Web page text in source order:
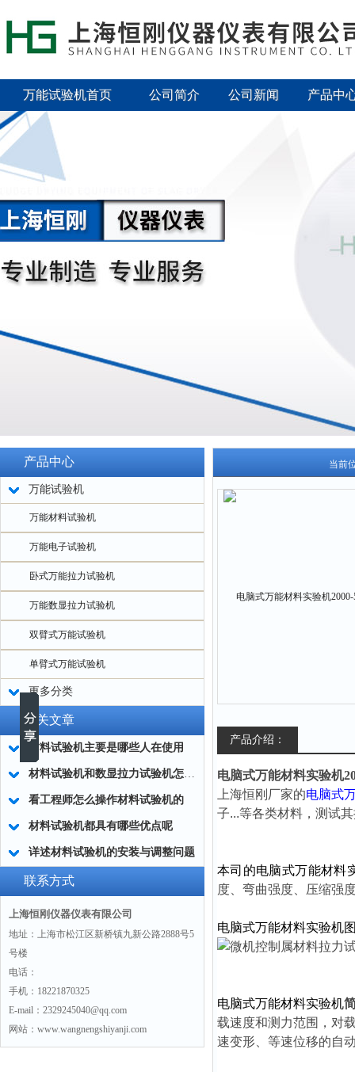
万能试验机首页 公司简介 公司新闻 产品中
产品中心
万能试验机
万能材料试验机
万能电子试验机
卧式万能拉力试验机
万能数显拉力试验机
双臂式万能试验机
单臂式万能试验机
更多分类
相关文章
材料试验机主要是哪些人在使用
材料试验机和数显拉力试验机怎么选择？
看工程师怎么操作材料试验机的
材料试验机都具有哪些优点呢
详述材料试验机的安装与调整问题
联系方式
上海恒刚仪器仪表有限公司
地址：上海市松江区新桥镇九新公路2888号5
号楼
电话：
手机：18221870325
E-mail：2329245040@qq.com
网站：www.wangnengshiyanji.com
当前
产品介绍：
电脑式万能材料实验机
上海恒刚厂家的电脑式
子...等各类材料，测试
本司的电脑式万能材料
度、弯曲强度、压缩强
电脑式万能材料实验机
电脑式万能材料实验机
载速度和测力范围，对
速变形、等速位移的自